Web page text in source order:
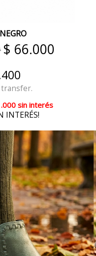
$ 66.000
transfer.
sin interés
INTERÉS!